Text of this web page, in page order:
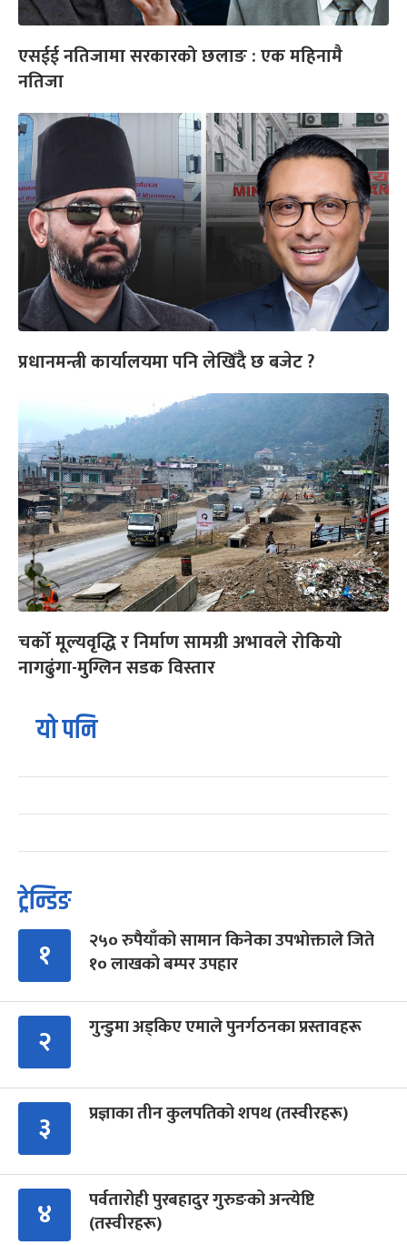
एसईई नतिजामा सरकारको छलाङ : एक महिनामै
नतिजा
प्रधानमन्त्री कार्यालयमा पनि लेखिँदै छ बजेट ?
चर्को मूल्यवृद्धि र निर्माण सामग्री अभावले रोकियो
नागढुंगा-मुग्लिन सडक विस्तार
यो पनि
ट्रेन्डिङ
१
२५० रुपैयाँको सामान किनेका उपभोक्ताले जिते
१० लाखको बम्पर उपहार
२ गुन्डुमा अड्किए एमाले पुनर्गठनका प्रस्तावहरू
३ प्रज्ञाका तीन कुलपतिको शपथ (तस्वीरहरू)
४
पर्वतारोही पुरबहादुर गुरुङको अन्त्येष्टि
(तस्वीरहरू)